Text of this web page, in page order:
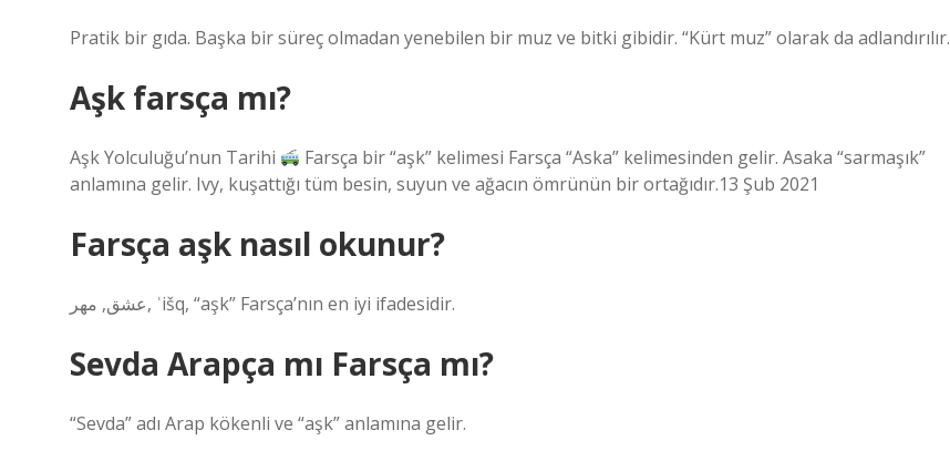
Pratik bir gıda. Başka bir süreç olmadan yenebilen bir muz ve bitki gibidir. “Kürt muz” olarak da adlandırılır.
Aşk farsça mı?
Aşk Yolculuğu’nun Tarihi
Farsça bir “aşk” kelimesi Farsça “Aska” kelimesinden gelir. Asaka “sarmaşık”
anlamına gelir. Ivy, kuşattığı tüm besin, suyun ve ağacın ömrünün bir ortağıdır.13 Şub 2021
Farsça aşk nasıl okunur?
عشق, مهر, ʿišq, “aşk” Farsça’nın en iyi ifadesidir.
Sevda Arapça mı Farsça mı?
“Sevda” adı Arap kökenli ve “aşk” anlamına gelir.